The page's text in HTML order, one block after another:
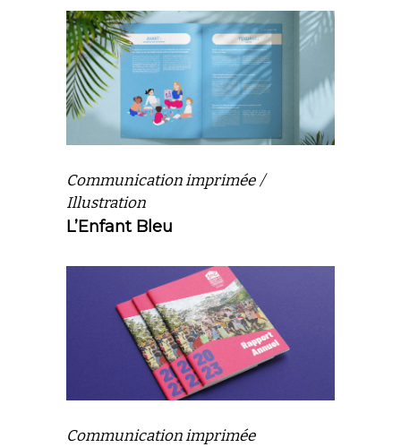
Communication imprimée
Illustration
L’Enfant Bleu
Communication imprimée